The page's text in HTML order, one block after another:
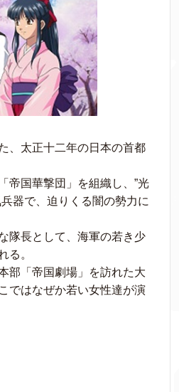
、太正十二年の日本の首都
帝国華撃団」を組織し、”光
器で、迫りくる闇の勢力に
隊長として、海軍の若き少
る。
部「帝国劇場」を訪れた大
ではなぜか若い女性達が演